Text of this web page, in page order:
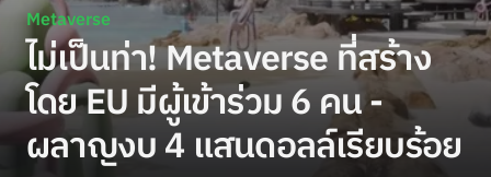
Metaverse
ไม่เป็นท่า! Metaverse ที่สร้าง
โดย EU มีผู้เข้าร่วม 6 คน -
ผลาญงบ 4 แสนดอลล์เรียบร้อย